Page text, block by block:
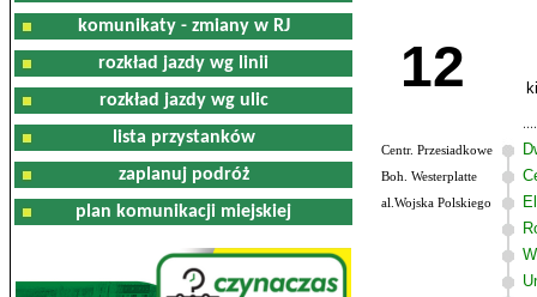
komunikaty - zmiany w RJ
rozkład jazdy wg linii
rozkład jazdy wg ulic
lista przystanków
zaplanuj podróż
plan komunikacji miejskiej
12
Centr. Przesiadkowe
Boh. Westerplatte
al.Wojska Polskiego